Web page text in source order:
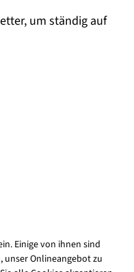
um ständig auf
Einige von ihnen sind
unser Onlineangebot zu